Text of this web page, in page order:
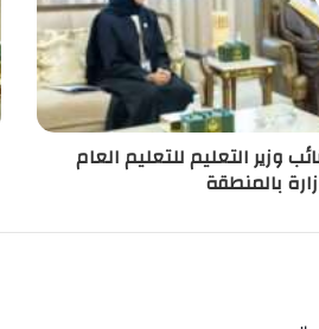
وزير التعليم للتعليم العام
بالمنطقة